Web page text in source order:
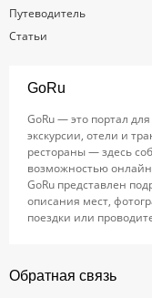
Путеводитель
Статьи
GoRu
GoRu — это портал
экскурсии, отели и
рестораны — здесь
возможностью
GoRu представлен
описания мест,
поездки или
Обратная связь